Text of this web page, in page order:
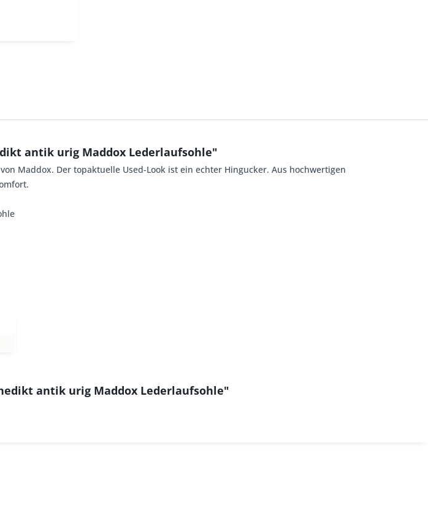
antik urig Maddox Lederlaufsohle"
Maddox. Der topaktuelle Used-Look ist ein echter Hingucker. Aus hochwertigen
antik urig Maddox Lederlaufsohle"